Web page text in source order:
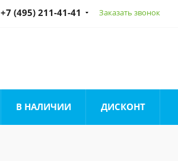
+7 (495) 211-41-41 Заказать звонок
В НАЛИЧИИ ДИСКОНТ